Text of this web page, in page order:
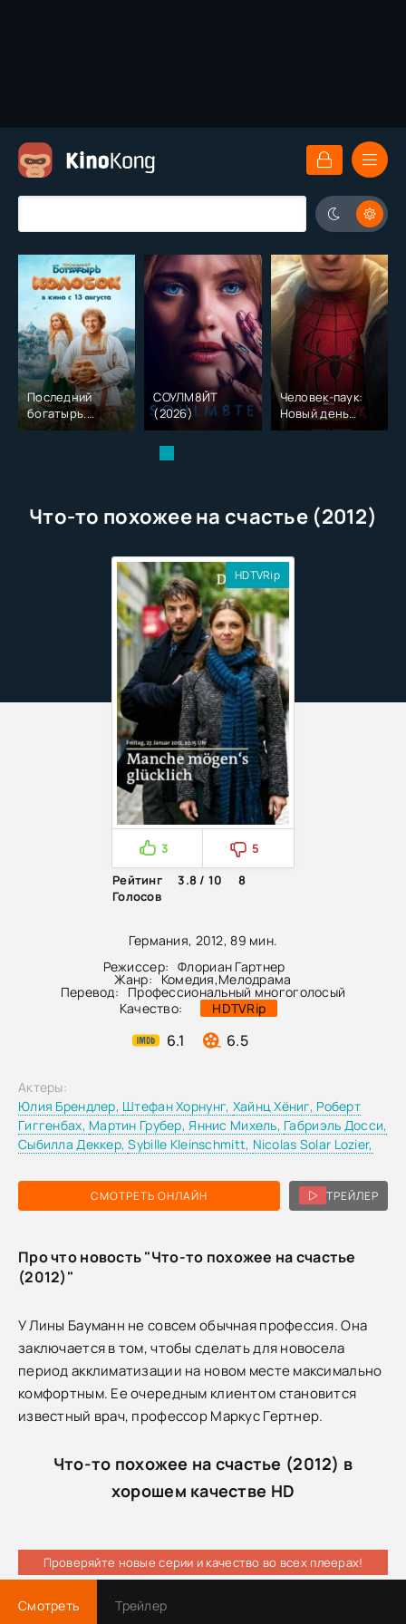
Последний
богатырь.
Колобок (2026)
СОУЛМ8ЙТ
(2026)
Человек-паук:
Новый день
(2026)
Что-то похожее на счастье (2012)
Германия, 2012, 89 мин.
Режиссер: Флориан Гартнер
Жанр: Комедия,Мелодрама
Перевод:
Профессиональный многоголосый
Качество:
HDTVRip
6.1 6.5
HDTVRip
3
5
Рейтинг
3.8 / 10
8
Голосов
СМОТРЕТЬ ОНЛАЙН ТРЕЙЛЕР
Актеры:
Юлия Брендлер, Штефан Хорнунг, Хайнц Хёниг, Роберт
Гиггенбах, Мартин Грубер,Яннис Михель, Габриэль Досси,
Сыбилла Деккер,Sybille Kleinschmitt, Nicolas Solar Lozier,
Про что новость "Что-то похожее на счастье
(2012)"
У Лины Бауманн не совсем обычная профессия. Она
заключается в том, чтобы сделать для новосела
период акклиматизации на новом месте максимально
комфортным. Ее очередным клиентом становится
известный врач, профессор Маркус Гертнер.
Что-то похожее на счастье (2012) в
хорошем качестве HD
Проверяйте новые серии и качество во всех плеерах!
Смотреть Трейлер